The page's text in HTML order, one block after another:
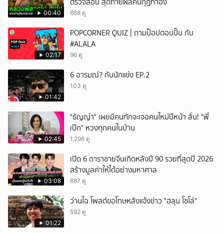
00:40 668 ดู
02:17
POPCORNER QUIZ | ถามป็อปตอบปั๊บ กับ
#ALALA
96 ดู
01:42
6 อารมณ์? กับนักแข่ง EP.2
103 ดู
02:45
"ธัญญ่า" เผยมีคนทักจะเจอคนใหม่ปีหน้า ลั่น! "พี่
เป๊ก" หวงทุกคนในบ้าน
1,296 ดู
03:08
เปิด 6 ดาราชายจีนเกิดหลังปี 90 รวยที่สุดปี 2026
สร้างมูลค่าให้ได้อย่างมหาศาล
687 ดู
01:22
ว่านไฉ โพสต์ขอโทษหลังแจ้งข่าว "ฮลุน โซโล่"
592 ดู